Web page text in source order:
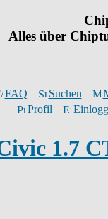
Alles über
FAQ Suchen
Profil
1.7